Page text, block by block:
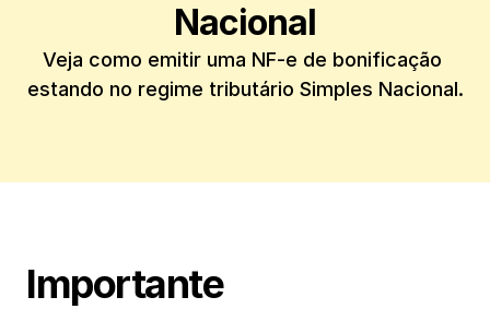
Nacional
Veja como emitir uma NF-e de bonificação
estando no regime tributário Simples Nacional.
Importante